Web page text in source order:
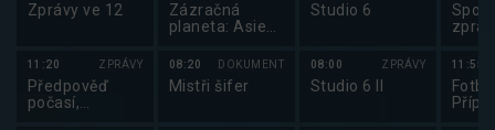
Zprávy ve 12
11:20 ZPRÁVY
Předpověď
počasí,
Zázračná
planeta: Asie
08:20 DOKUMENT
Mistři šifer
Studio 6
08:00 ZPRÁVY
Studio 6 II
11:55